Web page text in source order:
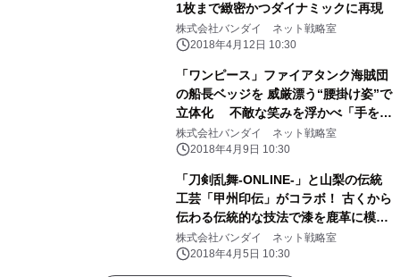
1枚まで緻密かつダイナミックに再現
株式会社バンダイ ネット戦略室
2018年4月12日 10:30
「ワンピース」ファイアタンク海賊団
の船長ベッジを 威厳漂う“腰掛け姿”で
立体化 不敵な笑みを浮かべ「手を組
む・銃を構える」2ポーズを再現
株式会社バンダイ ネット戦略室
2018年4月9日 10:30
「刀剣乱舞-ONLINE-」と山梨の伝統
工芸「甲州印伝」がコラボ！ 古くから
伝わる伝統的な技法で漆を鹿革に模様
付けした商品！
株式会社バンダイ ネット戦略室
2018年4月5日 10:30